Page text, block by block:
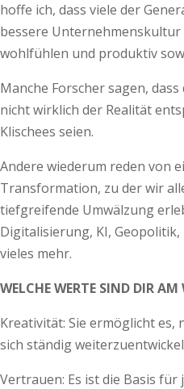
hoffe ich, dass viele der
bessere Unternehmenskultur
wohlfühlen und produktiv
Manche Forscher sagen,
nicht wirklich der Realität
Klischees seien.
Andere wiederum reden von
Transformation, zu der wir
tiefgreifende Umwälzung
Digitalisierung, KI,
vieles mehr.
WELCHE WERTE SIND DIR
Kreativität: Sie ermöglicht es,
sich ständig
Vertrauen: Es ist die Basis für